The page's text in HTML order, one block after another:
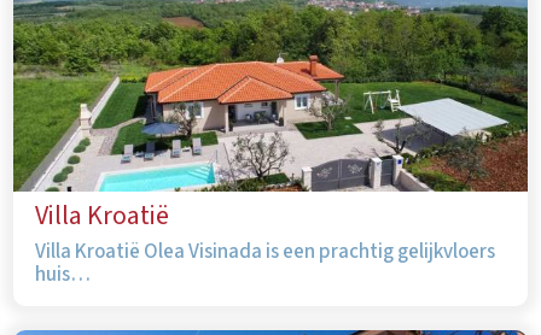
Villa Kroatië
Villa Kroatië Olea Visinada is een prachtig gelijkvloers
huis…